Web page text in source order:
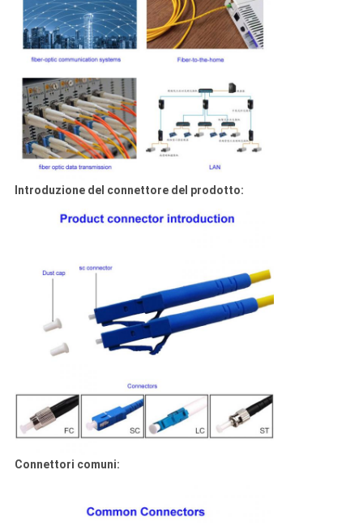
Introduzione del connettore del prodotto:
Connettori comuni: